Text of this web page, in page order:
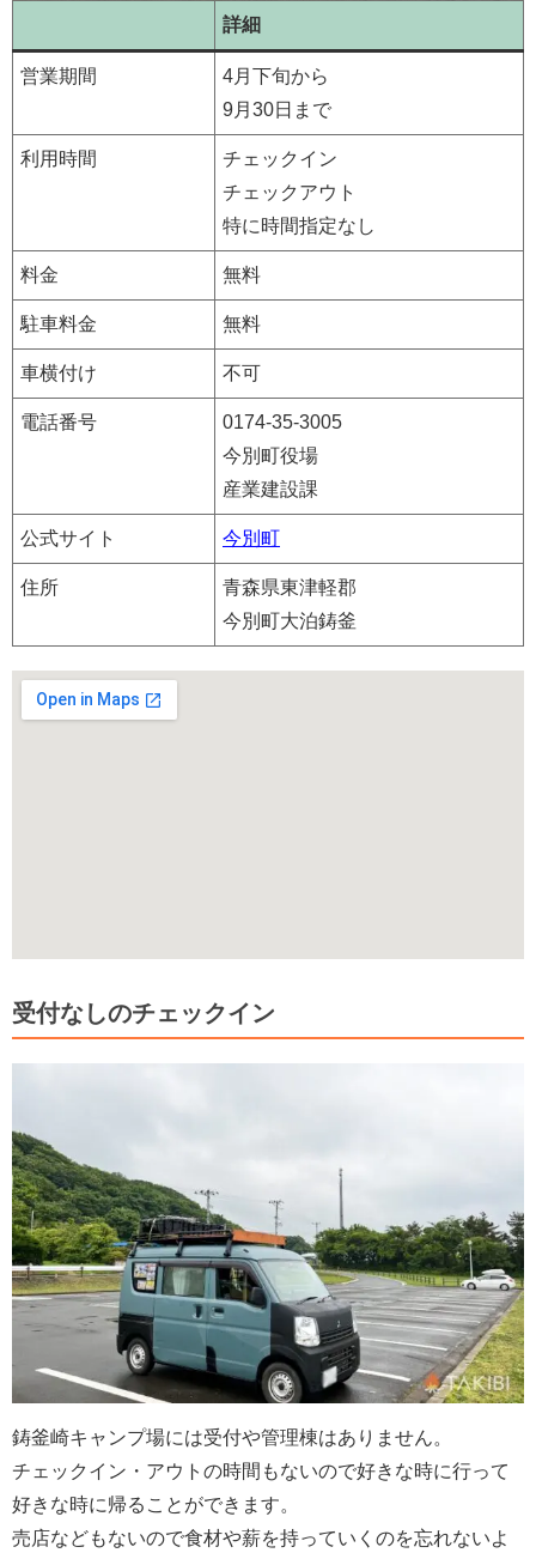
詳細
営業期間
4月下旬から
9月30日まで
利用時間
チェックイン
チェックアウト
特に時間指定なし
料金 無料
駐車料金 無料
車横付け 不可
電話番号
0174-35-3005
今別町役場
産業建設課
公式サイト 今別町
住所
青森県東津軽郡
今別町大泊鋳釜
受付なしのチェックイン
鋳釜崎キャンプ場には受付や管理棟はありません。
チェックイン・アウトの時間もないので好きな時に行って
好きな時に帰ることができます。
売店などもないので食材や薪を持っていくのを忘れないよ